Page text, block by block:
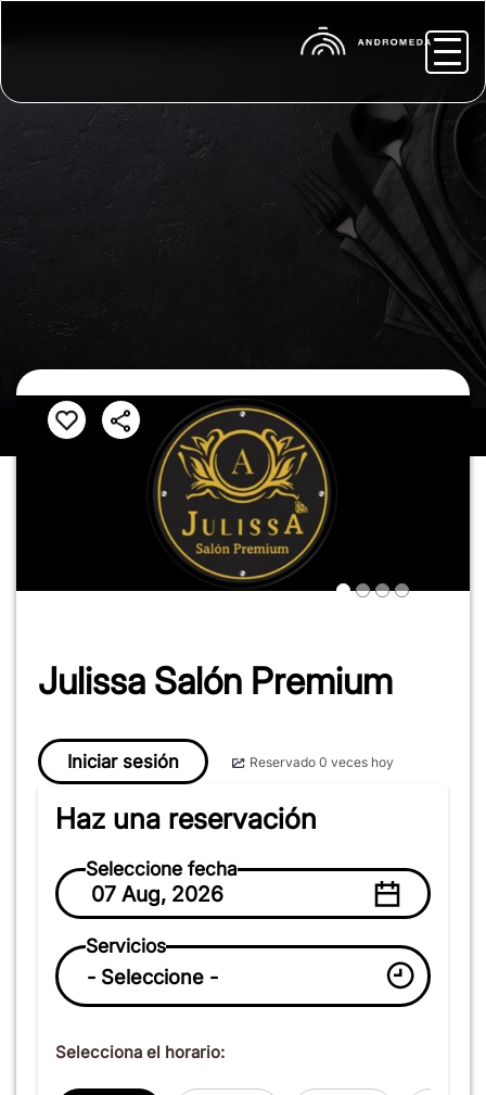
Julissa Salón Premium
Iniciar sesión Reservado 0 veces hoy
Haz una reservación
Seleccione fecha
07 Aug, 2026
Servicios
Selecciona el horario: